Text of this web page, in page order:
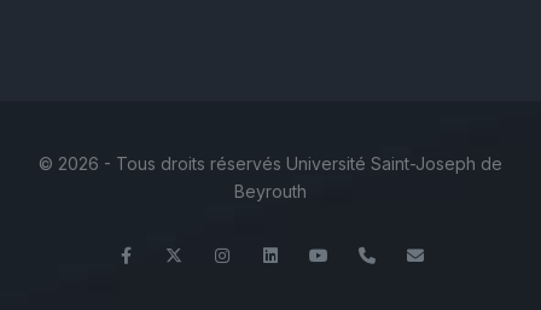
© 2026 - Tous droits réservés Université Saint-Joseph de
Beyrouth
FacebookTwitter InstagramLinkedInYouTube+961 (1) 421 235